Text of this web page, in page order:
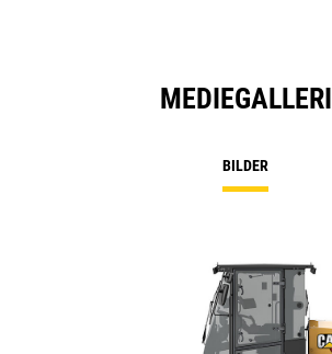
MEDIEGALLERI
BILDER